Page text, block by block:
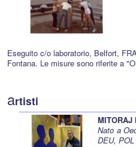
Eseguito c/o laboratorio, Belfort,
Fontana. Le misure sono riferite a
artisti
MITORAJ
Nato a
DEU, POL